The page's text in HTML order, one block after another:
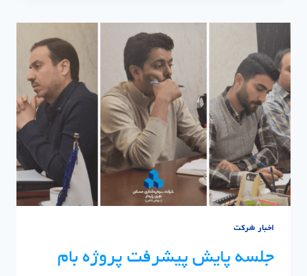
پاییز
مسکن
نوین
پایدار
اخبار شرکت
جلسه پایش پیشرفت پروژه بام